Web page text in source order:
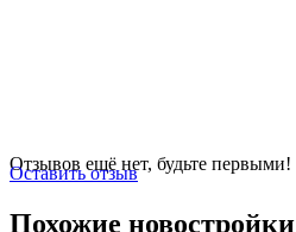
Отзывов ещё нет, будьте первыми!
Оставить отзыв
Похожие новостройки